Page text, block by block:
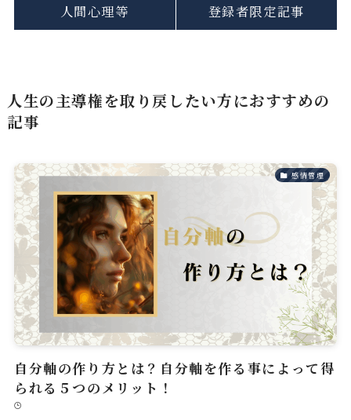
人間心理等 登録者限定記事
人生の主導権を取り戻したい方におすすめの
記事
感情管理
自分軸の作り方とは？自分軸を作る事によって得
られる５つのメリット！